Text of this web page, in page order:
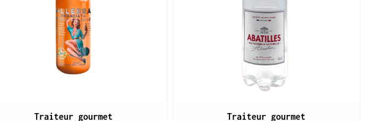
Traiteur gourmet Traiteur gourmet